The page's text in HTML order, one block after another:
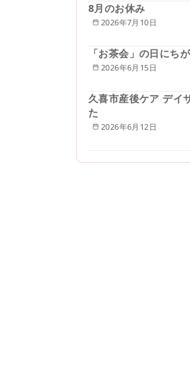
2026年7月10日
8月のお休み
2026年6月15日
「お茶会」の日にち
2026年6月12日
久喜市産後ケア デイ
た